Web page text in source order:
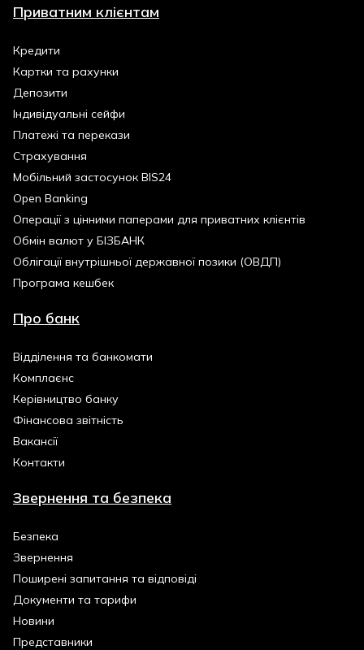
Приватним клієнтам
Кредити
Картки та рахунки
Депозити
Індивідуальні сейфи
Платежі та перекази
Страхування
Мобільний застосунок BIS24
Open Banking
Операції з цінними паперами для приватних клієнтів
Обмін валют у БІЗБАНК
Облігації внутрішньої державної позики (ОВДП)
Програма кешбек
Про банк
Відділення та банкомати
Комплаєнс
Керівництво банку
Фінансова звітність
Вакансії
Контакти
Звернення та безпека
Безпека
Звернення
Поширені запитання та відповіді
Документи та тарифи
Новини
Представники